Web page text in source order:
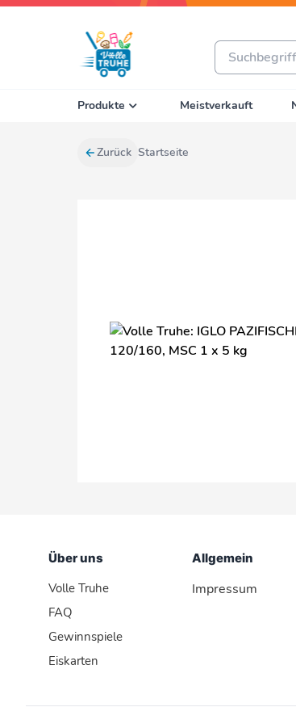
Produkte Meistverkauft
Zurück Startseite
Über uns
Volle Truhe
FAQ
Gewinnspiele
Eiskarten
Allgemein
Impressum